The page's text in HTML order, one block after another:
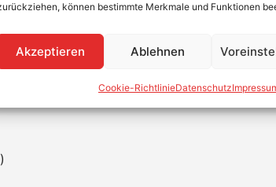
können bestimmte Merkmale und Funktionen
Akzeptieren Ablehnen
Cookie-RichtlinieDatenschutz
H1 17,76 kWh